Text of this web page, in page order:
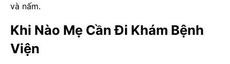
và nấm.
Khi Nào Mẹ Cần Đi Khám Bệnh
Viện